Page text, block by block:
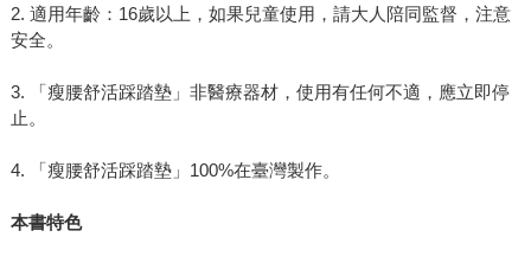
2. 適用年齡：16歲以上，如果兒童使用，請大人陪同監督，注意
安全。
3. 「瘦腰舒活踩踏墊」非醫療器材，使用有任何不適，應立即停
止。
4. 「瘦腰舒活踩踏墊」100%在臺灣製作。
本書特色